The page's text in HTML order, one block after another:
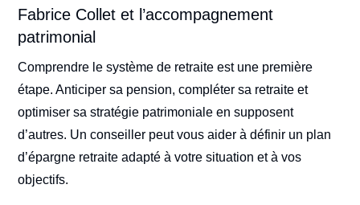
Fabrice Collet et l’accompagnement
patrimonial
Comprendre le système de retraite est une première
étape. Anticiper sa pension, compléter sa retraite et
optimiser sa stratégie patrimoniale en supposent
d’autres. Un conseiller peut vous aider à définir un plan
d’épargne retraite adapté à votre situation et à vos
objectifs.